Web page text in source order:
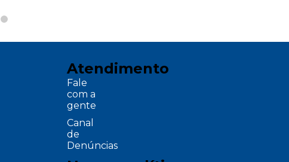
Atendimento
Fale
com a
gente
Canal
de
Denúncias